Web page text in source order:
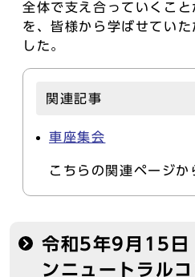
全体で支え合っていくこ
を、皆様から学ばせてい
した。
関連記事
車座集会
こちらの関連ページか
令和5年9月15
ンニュートラル